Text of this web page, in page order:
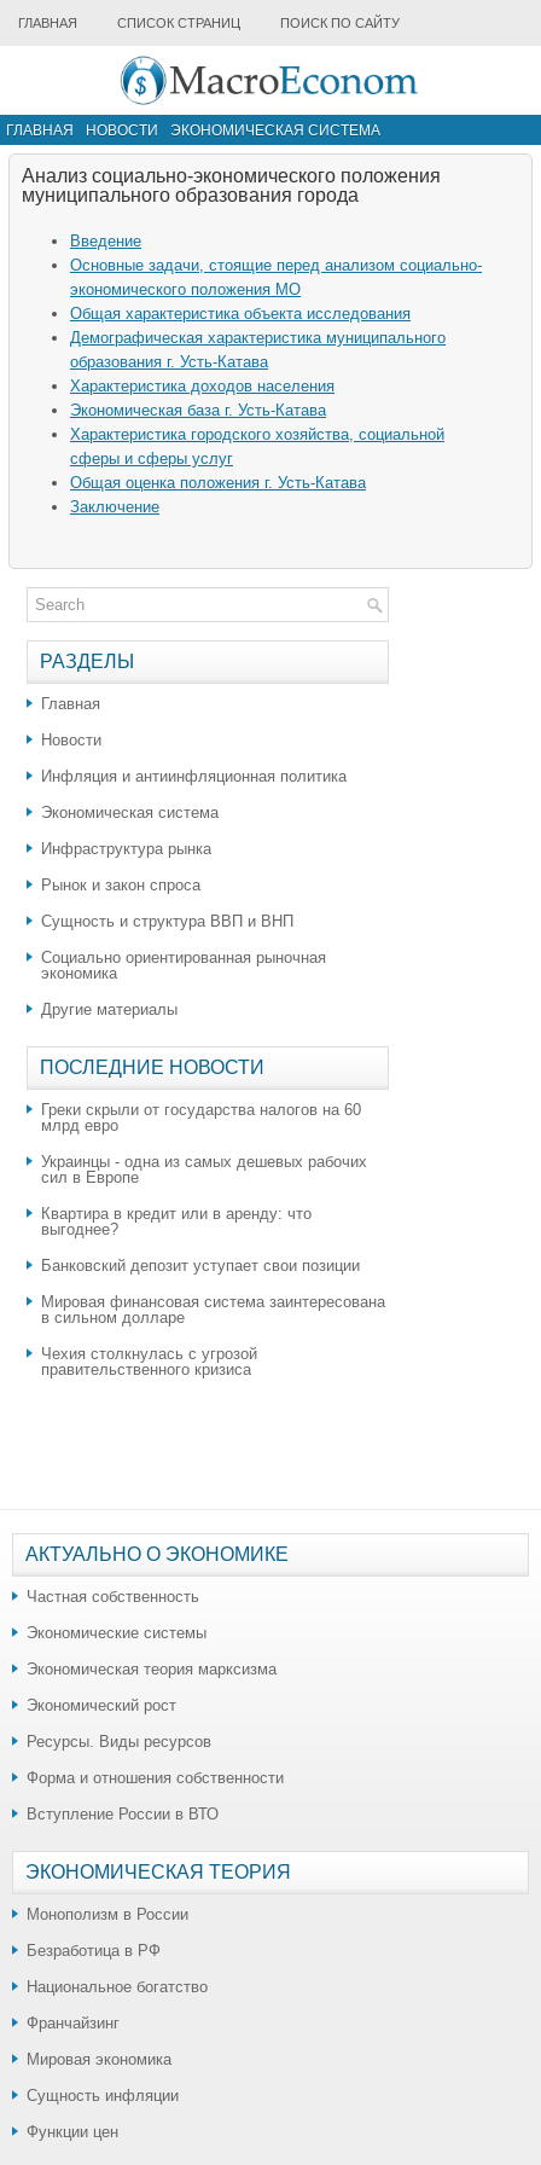
ГЛАВНАЯ СПИСОК СТРАНИЦ ПОИСК ПО САЙТУ
ГЛАВНАЯ НОВОСТИ
ЭКОНОМИЧЕСКАЯ СИСТЕМА
ИНФРАСТРУКТУРА РЫНКА
Анализ социально-экономического положения
муниципального образования города
Введение
Основные задачи, стоящие перед анализом социально-
экономического положения МО
Общая характеристика объекта исследования
Демографическая характеристика муниципального
образования г. Усть-Катава
Характеристика доходов населения
Экономическая база г. Усть-Катава
Характеристика городского хозяйства, социальной
сферы и сферы услуг
Общая оценка положения г. Усть-Катава
Заключение
РАЗДЕЛЫ
Главная
Новости
Инфляция и антиинфляционная политика
Экономическая система
Инфраструктура рынка
Рынок и закон спроса
Сущность и структура ВВП и ВНП
Социально ориентированная рыночная
экономика
Другие материалы
ПОСЛЕДНИЕ НОВОСТИ
Греки скрыли от государства налогов на 60
млрд евро
Украинцы - одна из самых дешевых рабочих
сил в Европе
Квартира в кредит или в аренду: что
выгоднее?
​Банковский депозит уступает свои позиции
Мировая финансовая система заинтересована
в сильном долларе
Чехия столкнулась с угрозой
правительственного кризиса
АКТУАЛЬНО О ЭКОНОМИКЕ
Частная собственность
Экономические системы
Экономическая теория марксизма
Экономический рост
Ресурсы. Виды ресурсов
Форма и отношения собственности
Вступление России в ВТО
ЭКОНОМИЧЕСКАЯ ТЕОРИЯ
Монополизм в России
Безработица в РФ
Национальное богатство
Франчайзинг
Мировая экономика
Сущность инфляции
Функции цен